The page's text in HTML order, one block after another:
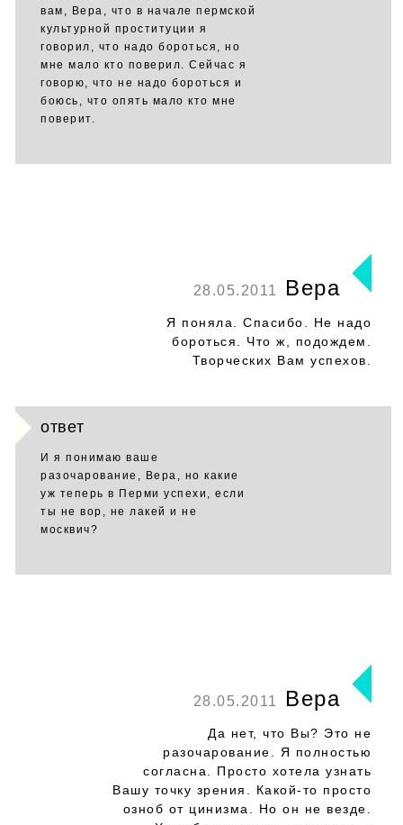
вам, Вера, что в начале пермской
культурной проституции я
говорил, что надо бороться, но
мне мало кто поверил. Сейчас я
говорю, что не надо бороться и
боюсь, что опять мало кто мне
поверит.
28.05.2011 Вера
Я поняла. Спасибо. Не надо
бороться. Что ж, подождем.
Творческих Вам успехов.
ответ
И я понимаю ваше
разочарование, Вера, но какие
уж теперь в Перми успехи, если
ты не вор, не лакей и не
москвич?
28.05.2011 Вера
Да нет, что Вы? Это не
разочарование. Я полностью
согласна. Просто хотела узнать
Вашу точку зрения. Какой-то просто
озноб от цинизма. Но он не везде.